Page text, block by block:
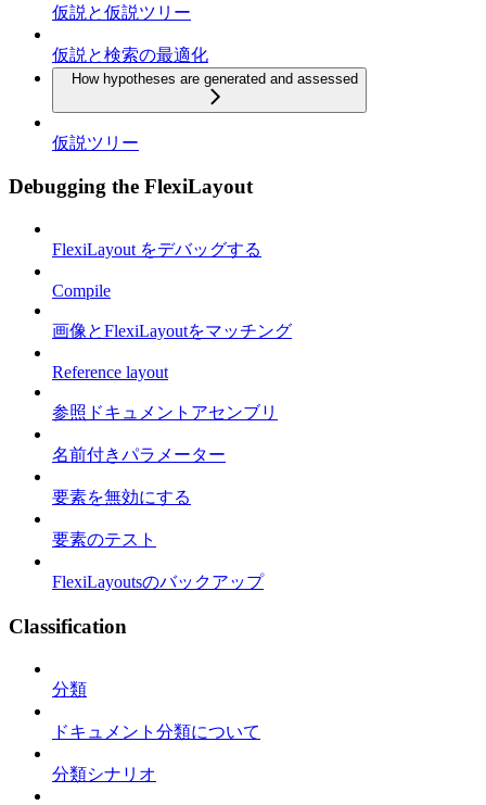
仮説と仮説ツリー
仮説と検索の最適化
How hypotheses are generated and assessed
仮説ツリー
Debugging the FlexiLayout
FlexiLayout をデバッグする
Compile
画像とFlexiLayoutをマッチング
Reference layout
参照ドキュメントアセンブリ
名前付きパラメーター
要素を無効にする
要素のテスト
FlexiLayoutsのバックアップ
Classification
分類
ドキュメント分類について
分類シナリオ